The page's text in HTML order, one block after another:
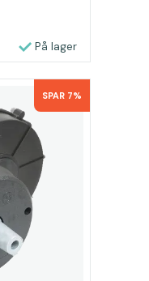
På lager
SPAR 7%